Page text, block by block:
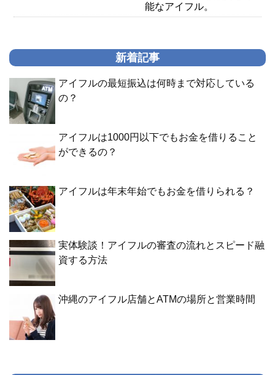
能なアイフル。
新着記事
アイフルの最短振込は何時まで対応している
の？
アイフルは1000円以下でもお金を借りること
ができるの？
アイフルは年末年始でもお金を借りられる？
実体験談！アイフルの審査の流れとスピード融
資する方法
沖縄のアイフル店舗とATMの場所と営業時間